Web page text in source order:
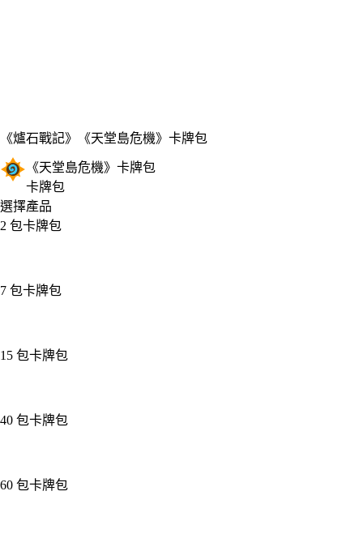
《爐石戰記》 《天堂島危機》卡牌包
《天堂島危機》卡牌包
卡牌包
選擇產品
2 包卡牌包
7 包卡牌包
15 包卡牌包
40 包卡牌包
60 包卡牌包